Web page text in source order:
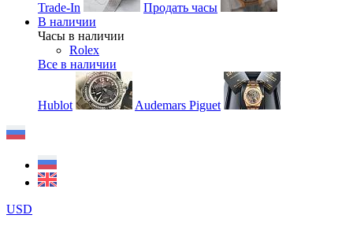
Trade-In
Продать часы
В наличии
Часы в наличии
Rolex
Все в наличии
Hublot Audemars Piguet
USD